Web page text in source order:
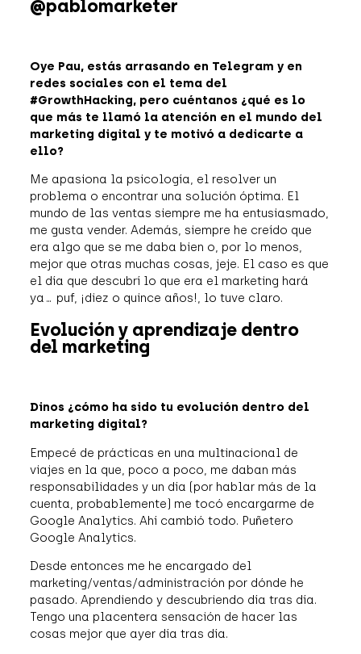
@pablomarketer
Oye Pau, estás arrasando en Telegram y en
redes sociales con el tema del
#GrowthHacking, pero cuéntanos ¿qué es lo
que más te llamó la atención en el mundo del
marketing digital y te motivó a dedicarte a
ello?
Me apasiona la psicología, el resolver un
problema o encontrar una solución óptima. El
mundo de las ventas siempre me ha entusiasmado,
me gusta vender. Además, siempre he creído que
era algo que se me daba bien o, por lo menos,
mejor que otras muchas cosas, jeje. El caso es que
el día que descubrí lo que era el marketing hará
ya… puf, ¡diez o quince años!, lo tuve claro.
Evolución y aprendizaje dentro
del marketing
Dinos ¿cómo ha sido tu evolución dentro del
marketing digital?
Empecé de prácticas en una multinacional de
viajes en la que, poco a poco, me daban más
responsabilidades y un día (por hablar más de la
cuenta, probablemente) me tocó encargarme de
Google Analytics. Ahí cambió todo. Puñetero
Google Analytics.
Desde entonces me he encargado del
marketing/ventas/administración por dónde he
pasado. Aprendiendo y descubriendo día tras día.
Tengo una placentera sensación de hacer las
cosas mejor que ayer día tras día.